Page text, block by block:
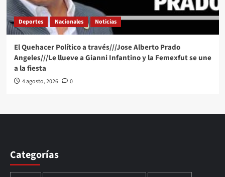
Deportes Nacionales Noticias
El Quehacer Político a través///Jose Alberto Prado
Angeles///Le llueve a Gianni Infantino y la Femexfut se une
a la fiesta
4 agosto, 2026 0
Categorías